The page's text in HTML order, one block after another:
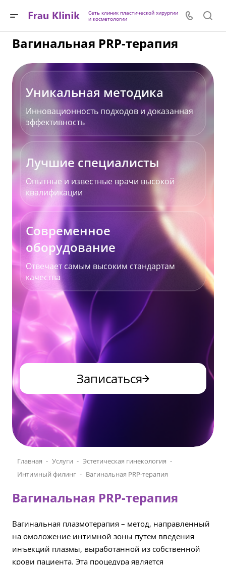
Сеть клиник пластической хирургии
и косметологии
Вагинальная PRP-терапия
Уникальная методика
Инновационность подходов и доказанная
эффективность
Лучшие специалисты
Опытные и известные врачи высокой
квалификации
Современное
оборудование
Отвечает самым высоким стандартам
качества
Записаться
Главная Услуги
Эстетическая гинекология
Интимный филинг
Вагинальная PRP-терапия
Вагинальная PRP-терапия
Вагинальная плазмотерапия – метод, направленный
на омоложение интимной зоны путем введения
инъекций плазмы, выработанной из собственной
крови пациента. Эта процедура является